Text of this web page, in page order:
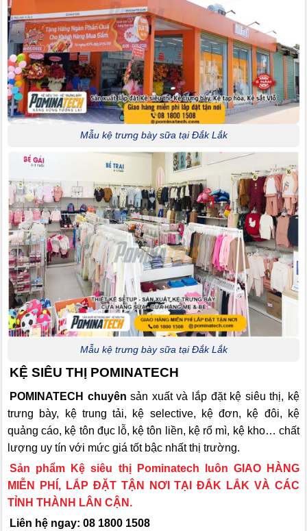
Mẫu kệ trưng bày sữa tại Đắk Lắk
Mẫu kệ trưng bày sữa tại Đắk Lắk
KỆ SIÊU THỊ POMINATECH
POMINATECH chuyên sản xuất và lắp đặt kệ siêu thị, kệ
trưng bày, kệ trung tải, kệ selective, kệ đơn, kệ đôi, kệ
quảng cáo, kệ tôn đục lỗ, kệ tôn liền, kệ rổ mì, kệ kho… chất
lượng uy tín với mức giá tốt bậc nhất thị trường.
Sản phẩm Kệ siêu thị Pominatech luôn GIAO HÀNG
MIỄN PHÍ, LẮP ĐẶT TẬN NƠI TẠIĐẮK LẮK VÀ CÁC
TỈNH THÀNH LÂN CẬN.
Liên hệ ngay: 08 1800 1508